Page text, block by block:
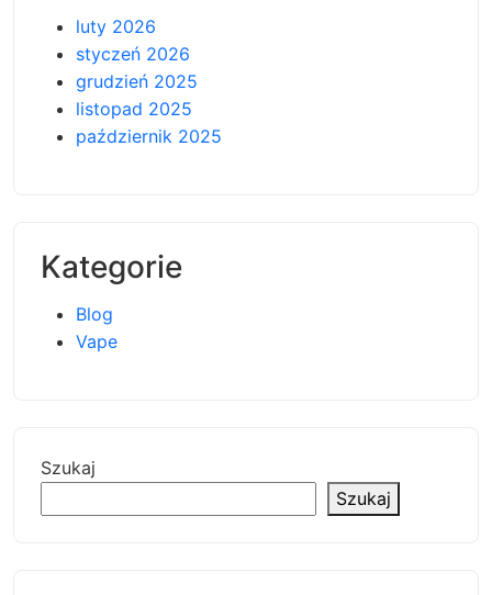
luty 2026
styczeń 2026
grudzień 2025
listopad 2025
październik 2025
Kategorie
Blog
Vape
Szukaj
Szukaj